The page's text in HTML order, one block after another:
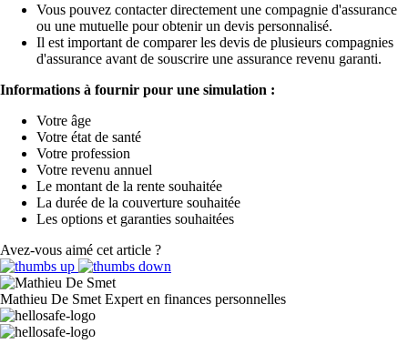
Vous pouvez contacter directement une compagnie d'assurance
ou une mutuelle pour obtenir un devis personnalisé.
Il est important de comparer les devis de plusieurs compagnies
d'assurance avant de souscrire une assurance revenu garanti.
Informations à fournir pour une simulation :
Votre âge
Votre état de santé
Votre profession
Votre revenu annuel
Le montant de la rente souhaitée
La durée de la couverture souhaitée
Les options et garanties souhaitées
Avez-vous aimé cet article ?
Mathieu De Smet Expert en finances personnelles